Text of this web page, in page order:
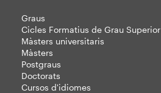
Mapa
web
Graus
Cicles Formatius de Grau Superior
Màsters universitaris
Màsters
Postgraus
Doctorats
Cursos d'idiomes